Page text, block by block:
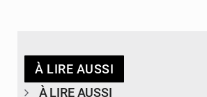
À LIRE AUSSI
À LIRE AUSSI